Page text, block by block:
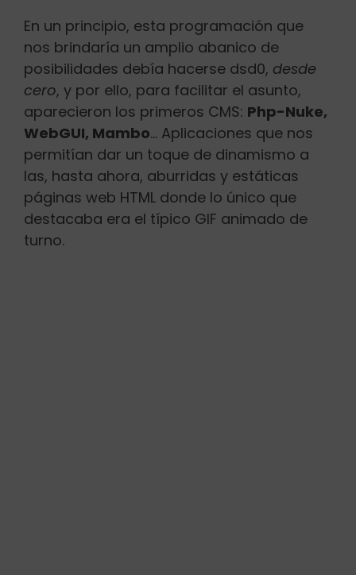
En un principio, esta programación que
nos brindaría un amplio abanico de
posibilidades debía hacerse dsd0, desde
cero, y por ello, para facilitar el asunto,
aparecieron los primeros CMS: Php-Nuke,
WebGUI, Mambo… Aplicaciones que nos
permitían dar un toque de dinamismo a
las, hasta ahora, aburridas y estáticas
páginas web HTML donde lo único que
destacaba era el típico GIF animado de
turno.